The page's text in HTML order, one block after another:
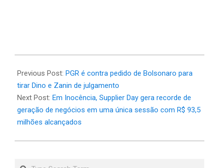
03-
15
Previous Post: PGR é contra pedido de Bolsonaro para
tirar Dino e Zanin de julgamento
Next Post: Em Inocência, Supplier Day gera recorde de
geração de negócios em uma única sessão com R$ 93,5
milhões alcançados
Search